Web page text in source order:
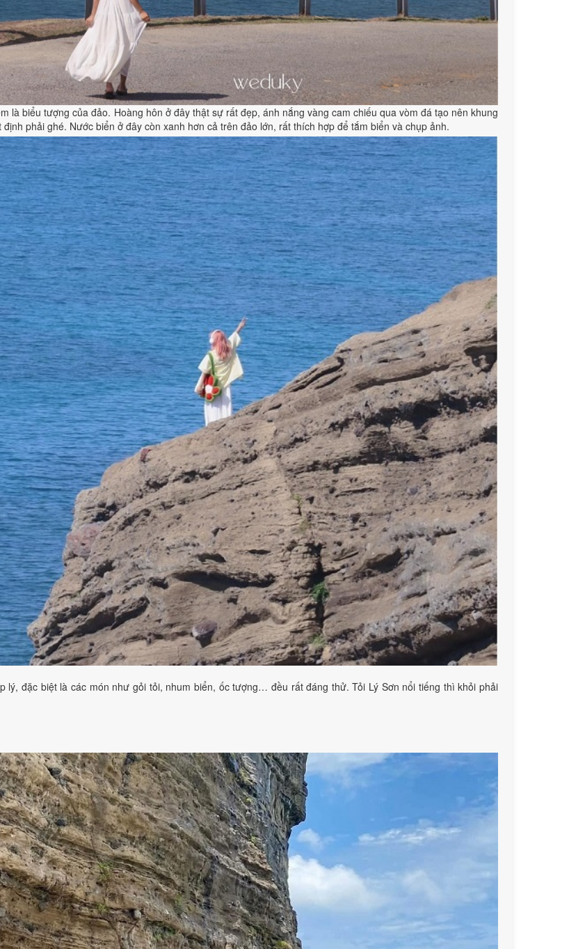
là biểu tượng của đảo. Hoàng hôn ở đây thật sự rất đẹp, ánh nắng vàng cam chiếu qua vòm đá tạo nên khung
phải ghé. Nước biển ở đây còn xanh hơn cả trên đảo lớn, rất thích hợp để tắm biển và chụp ảnh.
lý, đặc biệt là các món như gỏi tỏi, nhum biển, ốc tượng… đều rất đáng thử. Tỏi Lý Sơn nổi tiếng thì khỏi phải